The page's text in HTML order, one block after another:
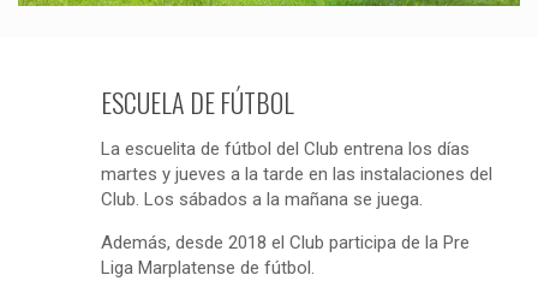
ESCUELA DE FÚTBOL
La escuelita de fútbol del Club entrena los días
martes y jueves a la tarde en las instalaciones del
Club. Los sábados a la mañana se juega.
Además, desde 2018 el Club participa de la Pre
Liga Marplatense de fútbol.